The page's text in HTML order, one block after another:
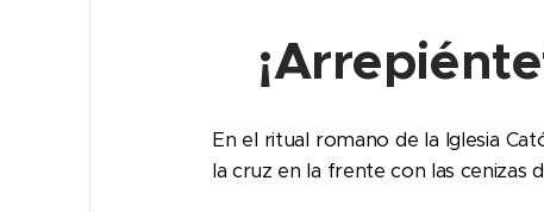
En el ritual romano de la Iglesia
la cruz en la frente con las cenizas